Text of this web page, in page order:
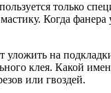
только
Когда
на
клея. Какой
или гвоздей.